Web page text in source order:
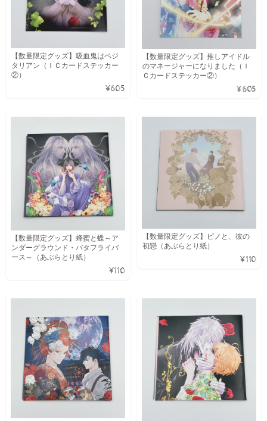
【数量限定グッズ】吸血鬼はベジ
タリアン（ＩＣカードステッカー
②）
¥605
【数量限定グッズ】推しアイドル
のマネージャーになりました（Ｉ
Ｃカードステッカー②）
¥605
【数量限定グッズ】蜂蜜と蝶～ア
ンダーグラウンド・バタフライバ
ース～（あぶらとり紙）
¥110
【数量限定グッズ】ピノと、彼の
初戀（あぶらとり紙）
¥110